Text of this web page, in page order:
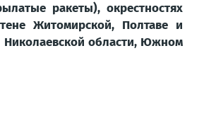
ракеты), окрестностях
Житомирской, Полтаве и
Николаевской области, Южном